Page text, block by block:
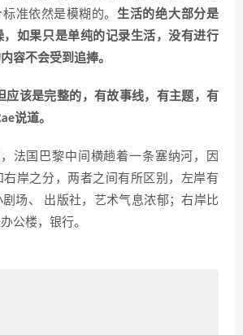
准依然是模糊的。 生活的绝大部分是
，如果只是单纯的记录生活，没有进行
容不会受到追捧。
应该是完整的，有故事线，有主题，有
说道。
法国巴黎中间横趟着一条塞纳河，因
右岸之分，两者之间有所区别，左岸有
场、 出版社，艺术气息浓郁；右岸比
公楼，银行。